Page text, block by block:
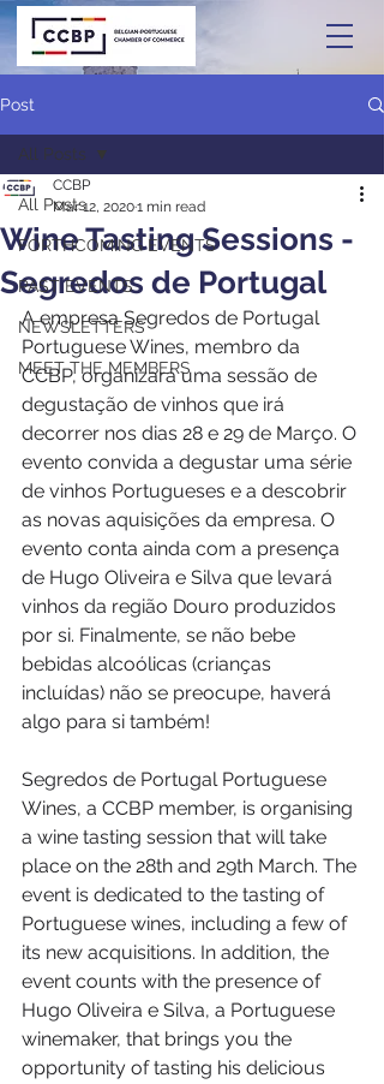
Post
All Posts
FORTHCOMING EVENTS
PAST EVENTS
NEWSLETTERS
MEET THE MEMBERS
All Posts
Wine Tasting Sessions -
Segredos de Portugal
CCBP
Mar 12, 20201 min read
A empresa Segredos de Portugal
Portuguese Wines, membro da
CCBP, organizará uma sessão de
degustação de vinhos que irá
decorrer nos dias 28 e 29 de Março. O
evento convida a degustar uma série
de vinhos Portugueses e a descobrir
as novas aquisições da empresa. O
evento conta ainda com a presença
de Hugo Oliveira e Silva que levará
vinhos da região Douro produzidos
por si. Finalmente, se não bebe
bebidas alcoólicas (crianças
incluídas) não se preocupe, haverá
algo para si também!
Segredos de Portugal Portuguese
Wines, a CCBP member, is organising
a wine tasting session that will take
place on the 28th and 29th March. The
event is dedicated to the tasting of
Portuguese wines, including a few of
its new acquisitions. In addition, the
event counts with the presence of
Hugo Oliveira e Silva, a Portuguese
winemaker, that brings you the
opportunity of tasting his delicious